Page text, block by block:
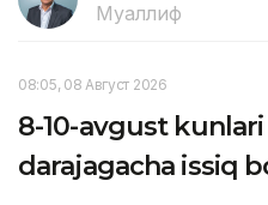
Муаллиф
08:05, 08 Август 2026
8-10-avgust kunlari
darajagacha issiq